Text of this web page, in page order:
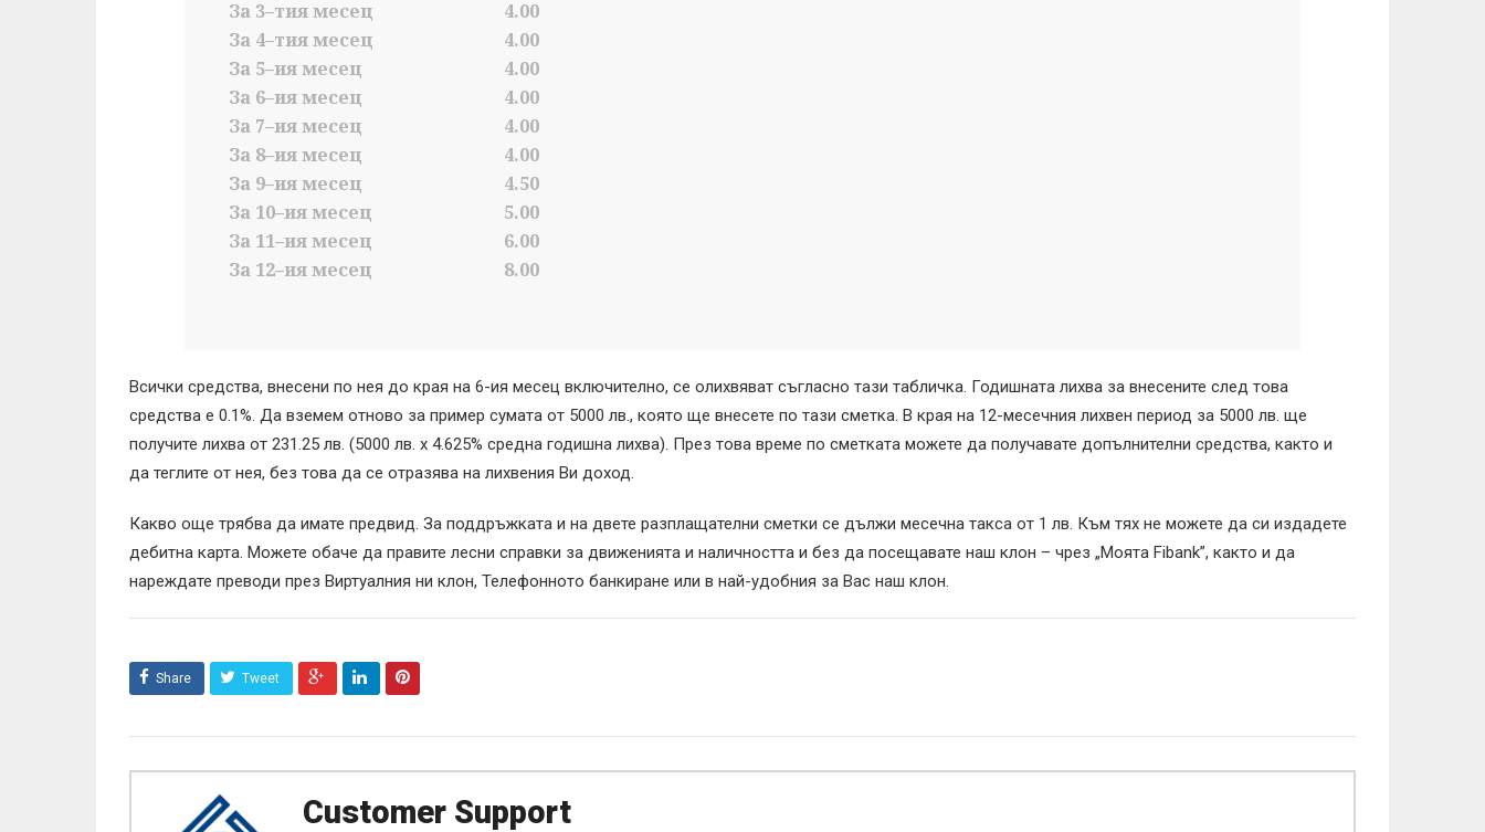
За 3–тия месец
4.00
За 4–тия месец
4.00
За 5–ия месец
4.00
За 6–ия месец
4.00
За 7–ия месец
4.00
За 8–ия месец
4.00
За 9–ия месец
4.50
За 10–ия месец
5.00
За 11–ия месец
6.00
За 12–ия месец
8.00
Всички средства, внесени по нея до края на 6-ия месец включително, се олихвяват съгласно тази табличка. Годишната лихва за внесените след това
средства е 0.1%. Да вземем отново за пример сумата от 5000 лв., която ще внесете по тази сметка. В края на 12-месечния лихвен период за 5000 лв. ще
получите лихва от 231.25 лв. (5000 лв. х 4.625% средна годишна лихва). През това време по сметката можете да получавате допълнителни средства, както и
да теглите от нея, без това да се отразява на лихвения Ви доход.
Какво още трябва да имате предвид. За поддръжката и на двете разплащателни сметки се дължи месечна такса от 1 лв. Към тях не можете да си издадете
дебитна карта. Можете обаче да правите лесни справки за движенията и наличността и без да посещавате наш клон – чрез „Моята Fibank”, както и да
нареждате преводи през Виртуалния ни клон, Телефонното банкиране или в най-удобния за Вас наш клон.
Share Tweet
Customer Support